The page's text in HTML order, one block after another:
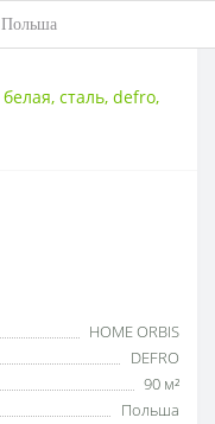
Польша
белая, сталь, defro,
HOME ORBIS
DEFRO
90 м²
Польша